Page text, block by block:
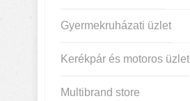
Gyermekruházati üzlet
Kerékpár és motoros üzlet
Multibrand store